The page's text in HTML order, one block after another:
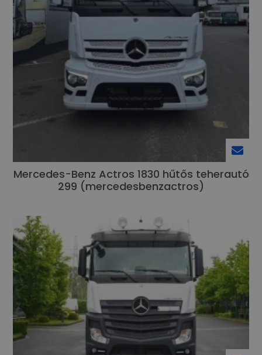
Mercedes-Benz Actros 1830 hűtős teherautó
299 (mercedesbenzactros)